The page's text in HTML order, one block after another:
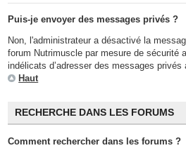
Puis-je envoyer des messages privés ?
Non, l'administrateur a désactivé la
forum Nutrimuscle par mesure de sécurité
indélicats d’adresser des messages privés
Haut
RECHERCHE DANS LES FORUMS
Comment rechercher dans les forums ?